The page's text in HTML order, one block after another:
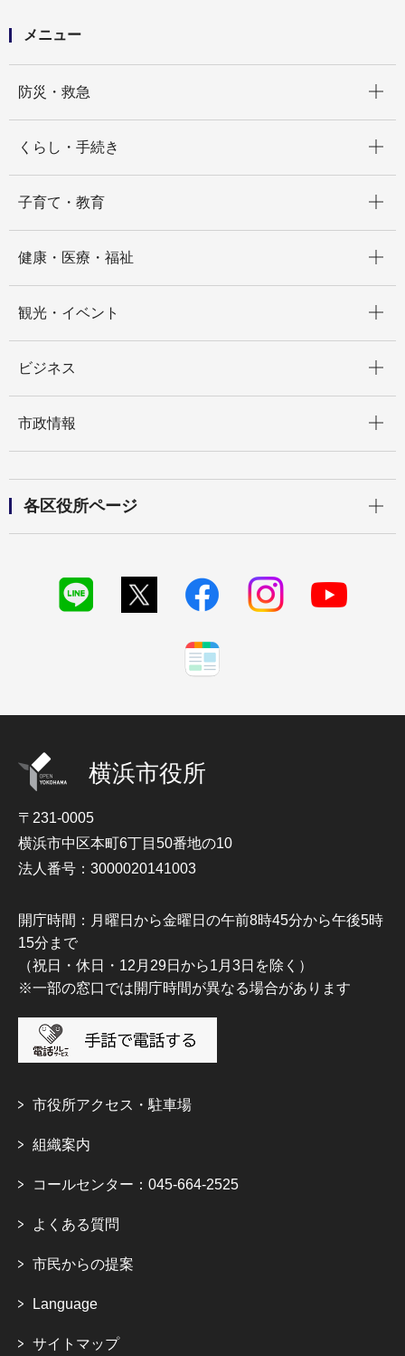
メニュー
防災・救急
くらし・手続き
子育て・教育
健康・医療・福祉
観光・イベント
ビジネス
市政情報
各区役所ページ
横浜市役所
〒231-0005
横浜市中区本町6丁目50番地の10
法人番号：3000020141003
開庁時間：月曜日から金曜日の午前8時45分から午後5時
15分まで
（祝日・休日・12月29日から1月3日を除く）
※一部の窓口では開庁時間が異なる場合があります
市役所アクセス・駐車場
組織案内
コールセンター：045-664-2525
よくある質問
市民からの提案
Language
サイトマップ